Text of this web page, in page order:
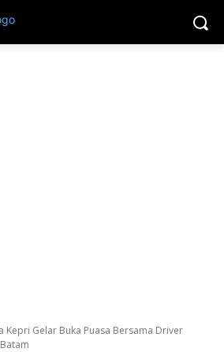
Kepri Gelar Buka Puasa Bersama Driver